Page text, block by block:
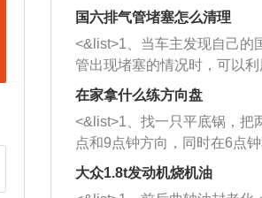
牌，但是中高低端的轮胎都有
也是为了更好的开拓市场。
国六排气管堵塞怎么清理
<&list>1、当车主发现自己的
管出现堵塞的情况时，可以
者是细棍，直接将杂物给取出
堵塞情况比较严重，也可以采
施。 <&list>2、直接利用木棍
杂物推到排气管里面的位置
三元催化器拆解开，就可以将
西取出来。但如果是因为积
在家拿什么练方向盘
<&list>1、找一只平底锅，把
点和9点钟方向，同时在6点
方向做一个标记。 <&list>2、
大众1.8t发动机烧机油